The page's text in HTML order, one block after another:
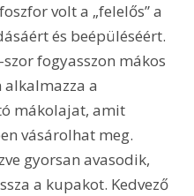
volt a „felelős” a
és beépüléséért.
fogyasszon mákos
alkalmazza a
mákolajat, amit
vásárolhat meg.
gyorsan avasodik,
a kupakot. Kedvező